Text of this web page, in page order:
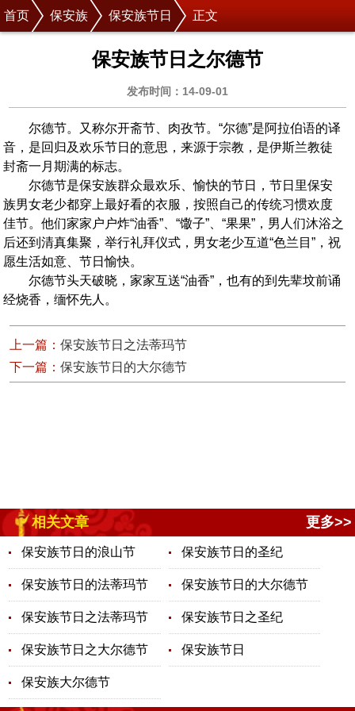
首页 保安族 保安族节日 正文
保安族节日之尔德节
发布时间：14-09-01
尔德节。又称尔开斋节、肉孜节。“尔德”是阿拉伯语的译
音，是回归及欢乐节日的意思，来源于宗教，是伊斯兰教徒
封斋一月期满的标志。
尔德节是保安族群众最欢乐、愉快的节日，节日里保安
族男女老少都穿上最好看的衣服，按照自己的传统习惯欢度
佳节。他们家家户户炸“油香”、“馓子”、“果果”，男人们沐浴之
后还到清真集聚，举行礼拜仪式，男女老少互道“色兰目”，祝
愿生活如意、节日愉快。
尔德节头天破晓，家家互送“油香”，也有的到先辈坟前诵
经烧香，缅怀先人。
上一篇： 保安族节日之法蒂玛节
下一篇： 保安族节日的大尔德节
更多>>
相关文章
保安族节日的浪山节 保安族节日的圣纪
保安族节日的法蒂玛节 保安族节日的大尔德节
保安族节日之法蒂玛节 保安族节日之圣纪
保安族节日之大尔德节 保安族节日
保安族大尔德节